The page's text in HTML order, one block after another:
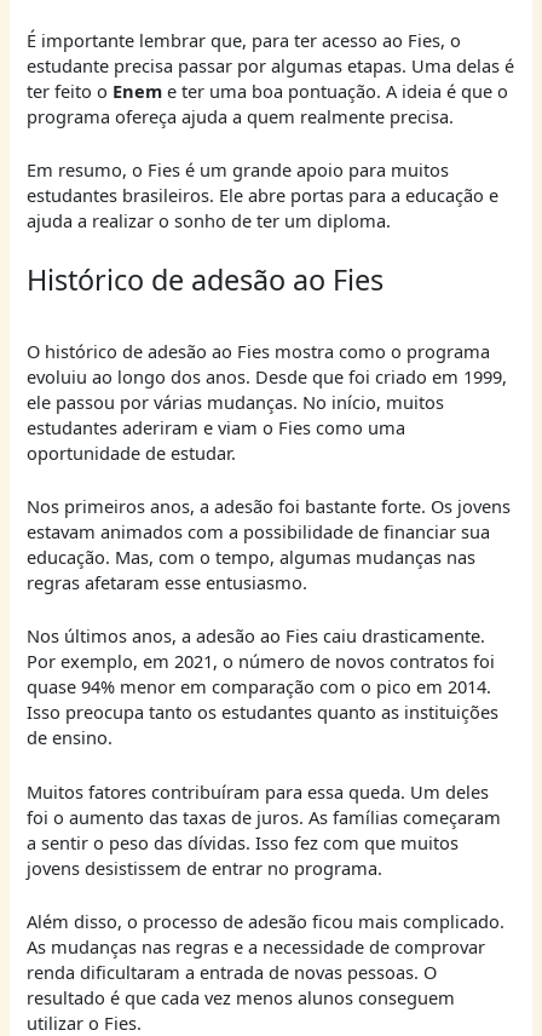
É importante lembrar que, para ter acesso ao Fies, o
estudante precisa passar por algumas etapas. Uma delas é
ter feito o Enem e ter uma boa pontuação. A ideia é que o
programa ofereça ajuda a quem realmente precisa.
Em resumo, o Fies é um grande apoio para muitos
estudantes brasileiros. Ele abre portas para a educação e
ajuda a realizar o sonho de ter um diploma.
Histórico de adesão ao Fies
O histórico de adesão ao Fies mostra como o programa
evoluiu ao longo dos anos. Desde que foi criado em 1999,
ele passou por várias mudanças. No início, muitos
estudantes aderiram e viam o Fies como uma
oportunidade de estudar.
Nos primeiros anos, a adesão foi bastante forte. Os jovens
estavam animados com a possibilidade de financiar sua
educação. Mas, com o tempo, algumas mudanças nas
regras afetaram esse entusiasmo.
Nos últimos anos, a adesão ao Fies caiu drasticamente.
Por exemplo, em 2021, o número de novos contratos foi
quase 94% menor em comparação com o pico em 2014.
Isso preocupa tanto os estudantes quanto as instituições
de ensino.
Muitos fatores contribuíram para essa queda. Um deles
foi o aumento das taxas de juros. As famílias começaram
a sentir o peso das dívidas. Isso fez com que muitos
jovens desistissem de entrar no programa.
Além disso, o processo de adesão ficou mais complicado.
As mudanças nas regras e a necessidade de comprovar
renda dificultaram a entrada de novas pessoas. O
resultado é que cada vez menos alunos conseguem
utilizar o Fies.